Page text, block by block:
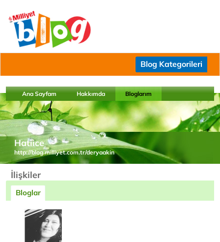
Blog Kategorileri
Ana Sayfam Hakkımda Bloglarım
Hatiice
http://blog.milliyet.com.tr/deryaakin
İlişkiler
Bloglar